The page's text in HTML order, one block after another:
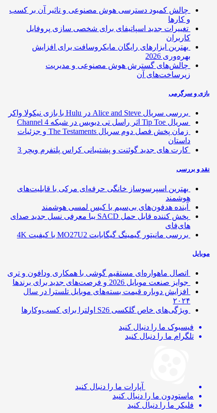
چالش کمبود دسترسی هوش مصنوعی و تاثیر آن بر کسب
و کارها
تغییرات جدید اسپاتیفای برای شخصی سازی پروفایل
کاربران
بهترین ابزارهای رایگان مایکروسافت برای افزایش
بهره‌وری 2026
چالش‌های گسترش هوش مصنوعی و مدیریت
زیرساخت‌های آن
و سرگرمی
بررسی سریال Alice and Steve در Hulu با بازی نیکولا واکر
سریال Tip Toe اثر راسل تی دیویس در شبکه Channel 4
زمان پخش فصل دوم سریال The Testaments و جزئیات
داستان
کارت های جدید گوئنت و پشتیبانی کراس پلتفرم ویچر 3
و بررسی
بهترین اسپرسوساز خانگی حرفه‌ای مرکی با قابلیت‌های
هوشمند
آینده هدفون‌های بی‌سیم با کیس لمسی هوشمند
پخش کننده قابل حمل SACD یبا معرفی نسل جدید صدای
های‌فای
بررسی مانیتور گیمینگ گیگابایت MO27U2 با کیفیت 4K
اتصال ماهواره‌ای مستقیم گوشی‌ با همکاری ودافون و تری
جوایز صنعت موبایل 2026 و فرصت‌های جدید برای برندها
افزایش دوباره قیمت بسته‌های موبایل تلسترا در سال
۲۰۲۴
ویژگی‌های خاص گلکسی S26 اولترا برای کسب‌وکارها
فیسبوک ما را دنبال کنید
تلگرام ما را دنبال کنید
آپارات ما را دنبال کنید
ماستودون ما را دنبال کنید
فلیکر ما را دنبال کنید